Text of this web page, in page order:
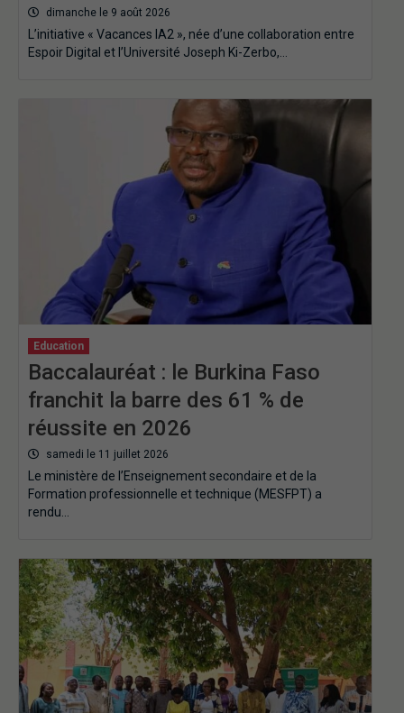
dimanche le 9 août 2026
L’initiative « Vacances IA2 », née d’une collaboration entre
Espoir Digital et l’Université Joseph Ki-Zerbo,…
Education
Baccalauréat : le Burkina Faso
franchit la barre des 61 % de
réussite en 2026
samedi le 11 juillet 2026
Le ministère de l’Enseignement secondaire et de la
Formation professionnelle et technique (MESFPT) a
rendu…